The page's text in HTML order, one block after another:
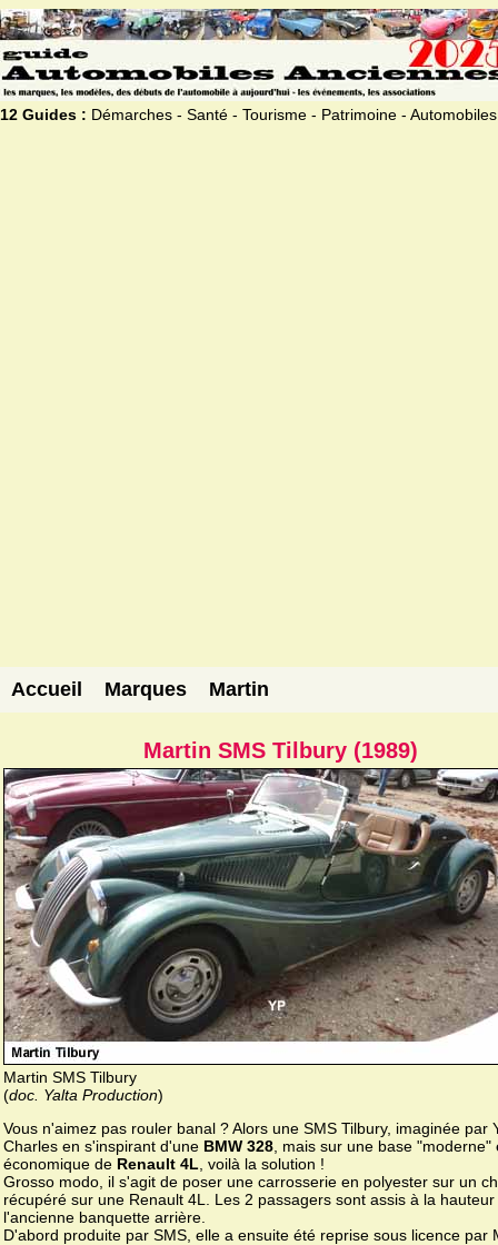
12 Guides : Démarches - Santé - Tourisme - Patrimoine - Automobiles
Accueil Marques Martin
Martin SMS Tilbury (1989)
Martin SMS Tilbury
(doc. Yalta Production)
Vous n'aimez pas rouler banal ? Alors une SMS Tilbury, imaginée par
Charles en s'inspirant d'une BMW 328 , mais sur une base "moderne"
économique de Renault 4L , voilà la solution !
Grosso modo, il s'agit de poser une carrosserie en polyester sur un
récupéré sur une Renault 4L. Les 2 passagers sont assis à la hauteur
l'ancienne banquette arrière.
D'abord produite par SMS, elle a ensuite été reprise sous licence par